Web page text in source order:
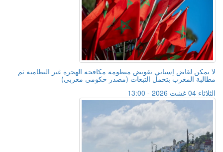
لا يمكن لقاض إسباني تقويض منظومة مكافحة الهجرة غير النظامية ثم
مطالبة المغرب بتحمل التبعات (مصدر حكومي مغربي)
الثلاثاء 04 غشت 2026 - 13:00